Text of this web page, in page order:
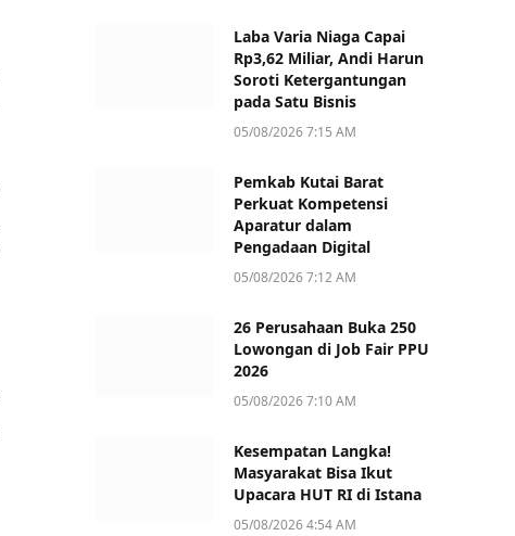
Laba Varia Niaga Capai
Rp3,62 Miliar, Andi Harun
Soroti Ketergantungan
pada Satu Bisnis
05/08/2026 7:15 AM
Pemkab Kutai Barat
Perkuat Kompetensi
Aparatur dalam
Pengadaan Digital
05/08/2026 7:12 AM
26 Perusahaan Buka 250
Lowongan di Job Fair PPU
2026
05/08/2026 7:10 AM
Kesempatan Langka!
Masyarakat Bisa Ikut
Upacara HUT RI di Istana
05/08/2026 4:54 AM